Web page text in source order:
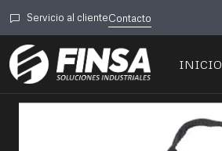
INICIO
Servicio al clienteContacto